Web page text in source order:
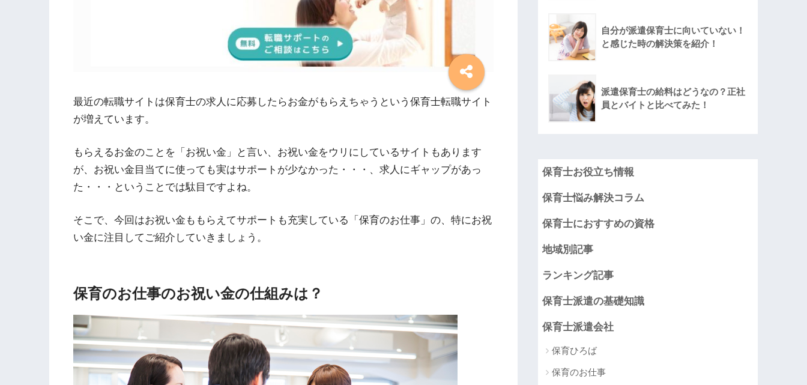
最近の転職サイトは保育士の求人に応募したらお金がもらえちゃうという保育士転職サイト
が増えています。
もらえるお金のことを「お祝い金」と言い、お祝い金をウリにしているサイトもあります
が、お祝い金目当てに使っても実はサポートが少なかった・・・、求人にギャップがあっ
た・・・ということでは駄目ですよね。
そこで、今回はお祝い金ももらえてサポートも充実している「保育のお仕事」の、特にお祝
い金に注目してご紹介していきましょう。
保育のお仕事のお祝い金の仕組みは？
自分が派遣保育士に向いていない！
と感じた時の解決策を紹介！
派遣保育士の給料はどうなの？正社
員とバイトと比べてみた！
保育士お役立ち情報
保育士悩み解決コラム
保育士におすすめの資格
地域別記事
ランキング記事
保育士派遣の基礎知識
保育士派遣会社
保育ひろば
保育のお仕事